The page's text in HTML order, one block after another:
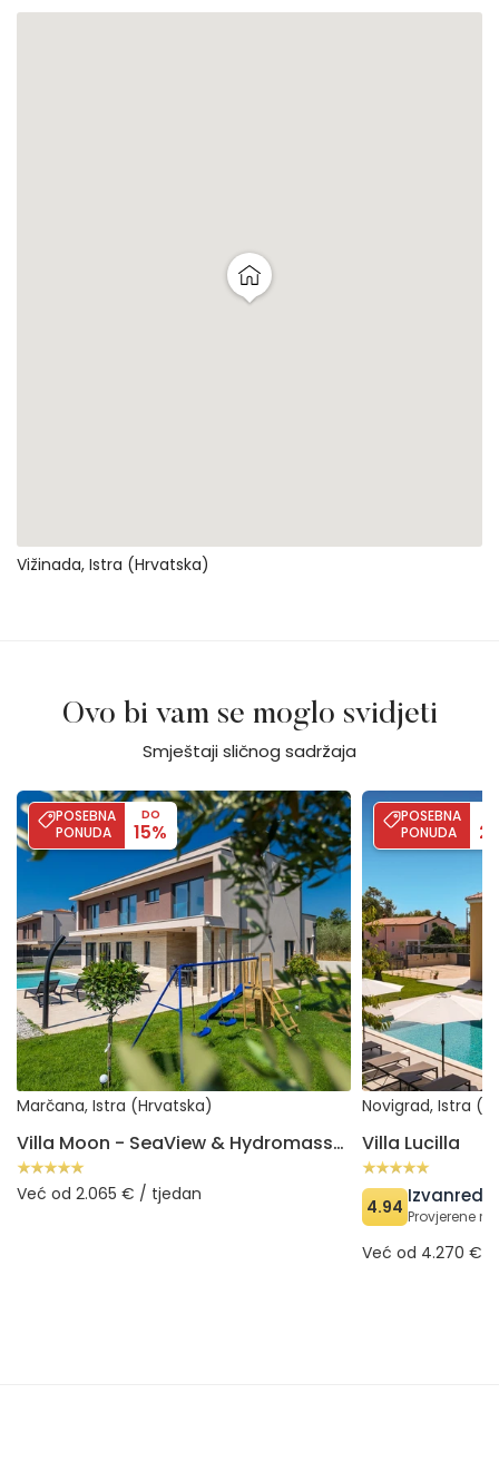
Vižinada, Istra (Hrvatska)
Ovo bi vam se moglo svidjeti
Smještaji sličnog sadržaja
POSEBNA
PONUDA
DO
15%
Villa Moon - SeaView & Hydromassage
Marčana, Istra (Hrvatska)
Villa Moon - SeaView & Hydromassage
Već od 2.065 € / tjedan
POSEBNA
PONUDA
Villa Lucilla
Novigrad, Istra
Villa Lucilla
4.94 Provjerene
Već od 4.270 €